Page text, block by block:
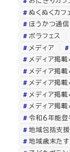
ぬくぬくカフ
ほうかつ通信
ボラフェス
メディア
メディア掲
メディア掲
メディア掲
メディア掲載
メディア掲
令和６年能
地域包括支
地域歳末た